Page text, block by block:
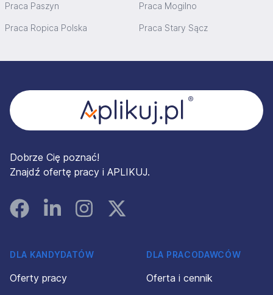
Praca Paszyn Praca Mogilno
Praca Ropica Polska Praca Stary Sącz
Dobrze Cię poznać!
Znajdź ofertę pracy i APLIKUJ.
FacebookLinked InInstagramInstagram
DLA KANDYDATÓW
Oferty pracy
DLA PRACODAWCÓW
Oferta i cennik